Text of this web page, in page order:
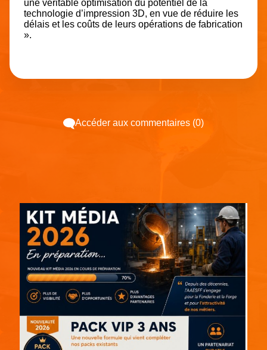
une véritable optimisation du potentiel de la
technologie d’impression 3D, en vue de réduire les
délais et les coûts de leurs opérations de fabrication
».
Accéder aux commentaires (0)